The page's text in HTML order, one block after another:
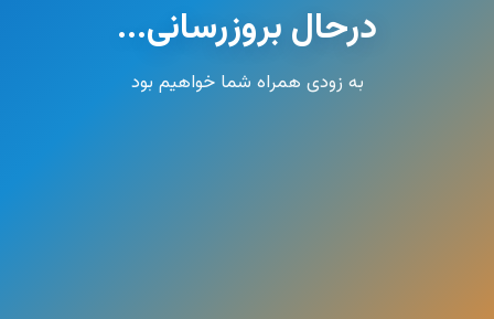
درحال بروزرسانی...
به زودی همراه شما خواهیم بود